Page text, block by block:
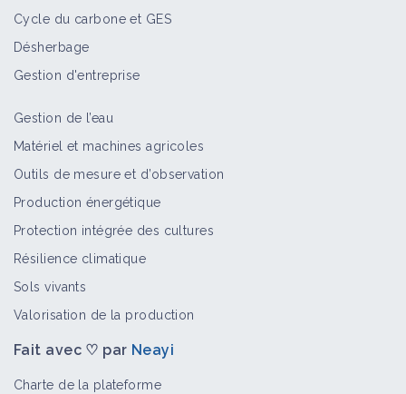
Cycle du carbone et GES
Désherbage
Gestion d'entreprise
Gestion de l’eau
Matériel et machines agricoles
Outils de mesure et d’observation
Production énergétique
Protection intégrée des cultures
Résilience climatique
Sols vivants
Valorisation de la production
Fait avec ♡ par Neayi
Charte de la plateforme